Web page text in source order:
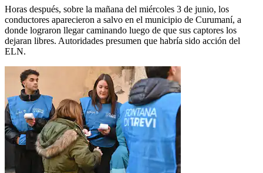
Horas después, sobre la mañana del miércoles 3 de junio, los
conductores aparecieron a salvo en el municipio de Curumaní, a
donde lograron llegar caminando luego de que sus captores los
dejaran libres. Autoridades presumen que habría sido acción del
ELN.